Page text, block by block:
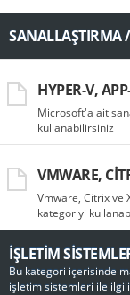
SANALLAŞTIRMA
HYPER-V,
Microsoft'a ait
kullanabilirsiniz
VMWARE,
Vmware, Citrix ve
kategoriyi
İŞLETIM
Bu kategori içerisinde
işletim sistemleri ile